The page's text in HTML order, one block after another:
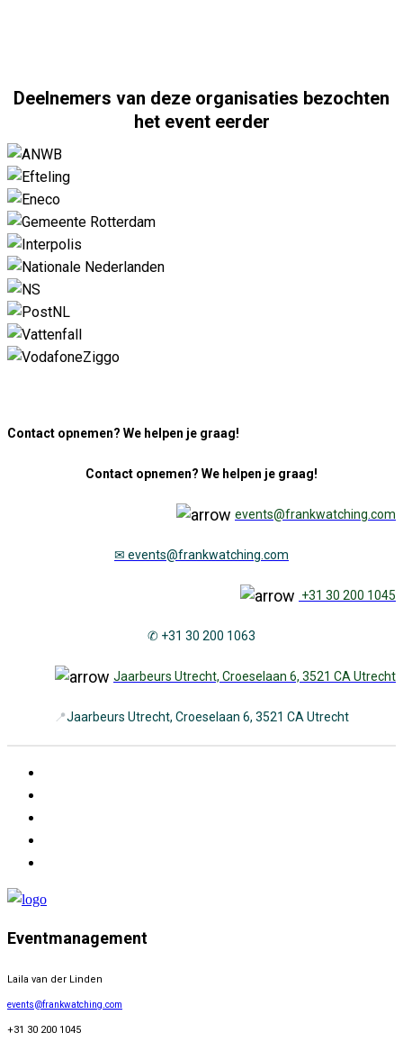
Deelnemers van deze organisaties bezochten
het event eerder
Contact opnemen? We helpen je graag!
Contact opnemen? We helpen je graag!
events@frankwatching.com
✉ events@frankwatching.com
+31 30 200 1045
✆ +31 30 200 1063
Jaarbeurs Utrecht, Croeselaan 6, 3521 CA Utrecht
📍Jaarbeurs Utrecht, Croeselaan 6, 3521 CA Utrecht
Eventmanagement
Laila van der Linden
events@frankwatching.com
+31 30 200 1045